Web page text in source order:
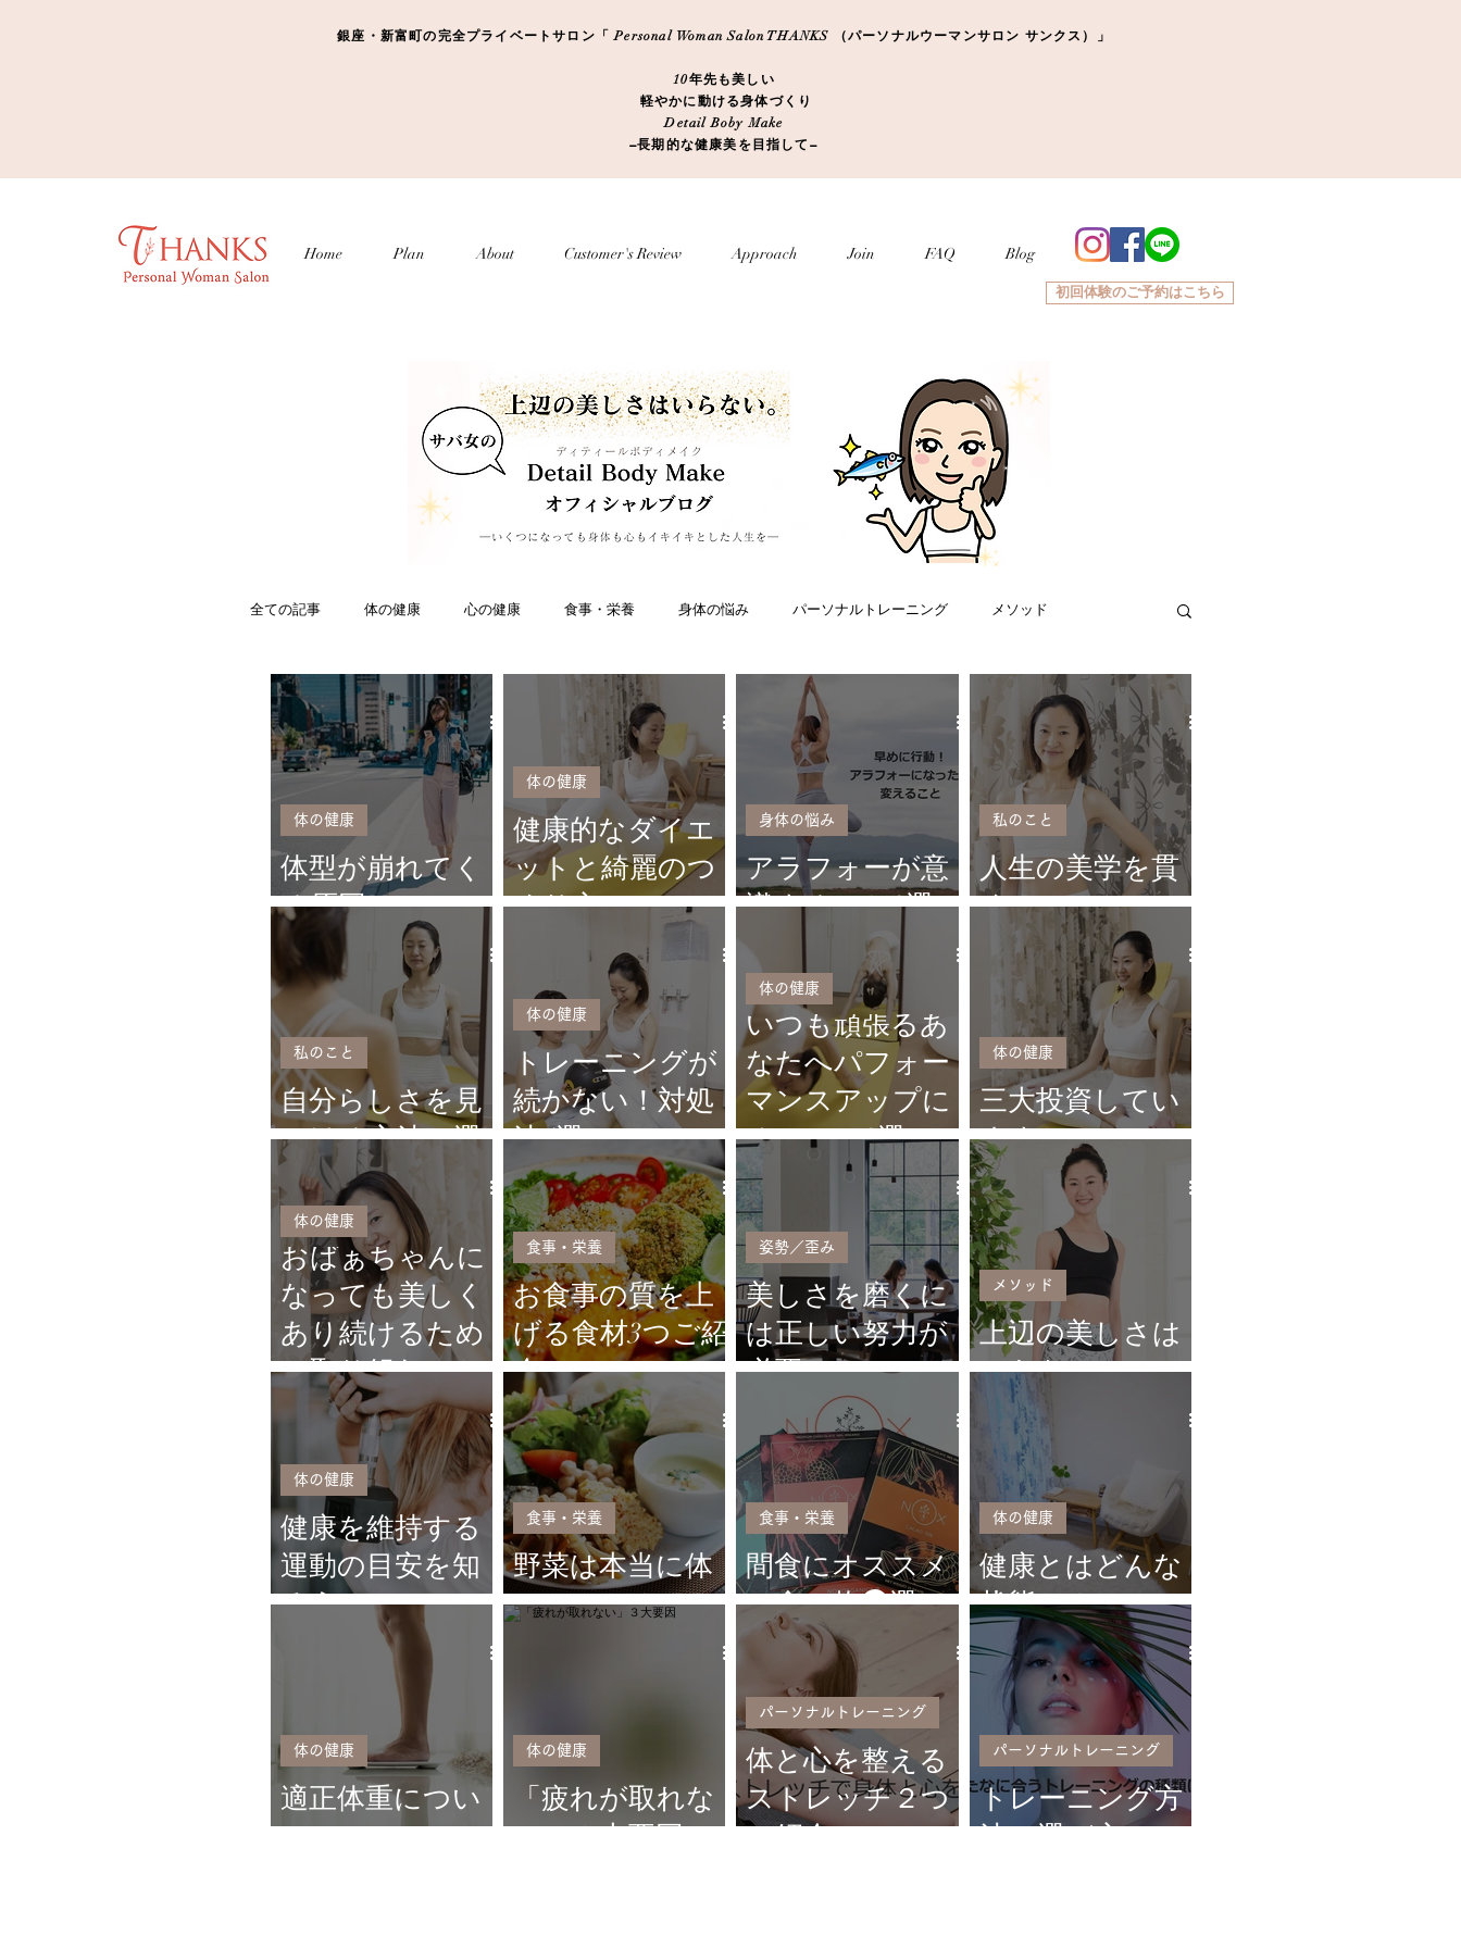
銀座・新富町の完全プライベートサロン「 Personal Woman Salon THANKS （パーソナルウーマンサロン サンクス）」
10年先も美しい
軽やかに動ける身体づくり
Detail Boby Make
​−長期的な健康美を目指して−
Home Plan About Customer's Review Approach Join FAQ Blog
初回体験のご予約はこちら
全ての記事 体の健康 心の健康 食事・栄養 身体の悩み パーソナルトレーニング メソッド
姿勢／歪み サバサバした人生観 私のこと
体型が崩れてく
る原因
体の健康
健康的なダイエ
ットと綺麗のつ
くり方
体の健康
アラフォーが意
識すること3選
身体の悩み
人生の美学を貫
く
私のこと
自分らしさを見
つける方法４選
私のこと
トレーニングが
続かない！対処
法5選
体の健康
いつも頑張るあ
なたへパフォー
マンスアップに
オススメ3選
体の健康
三大投資してい
ますか？
体の健康
おばぁちゃんに
なっても美しく
あり続けるため
に取り組むこと
体の健康
お食事の質を上
げる食材3つご紹
介
食事・栄養
美しさを磨くに
は正しい努力が
必要
姿勢／歪み
上辺の美しさは
いらない。
メソッド
健康を維持する
運動の目安を知
ろう！
体の健康
野菜は本当に体
にいいの？
食事・栄養
間食にオススメ
の食べ物❸選
食事・栄養
健康とはどんな
状態か？
体の健康
適正体重につい
て
体の健康
「疲れが取れな
い」３大要因
体の健康
体と心を整える
ストレッチ２つ
ご紹介
パーソナルトレーニング
トレーニング方
法の選び方
パーソナルトレーニング